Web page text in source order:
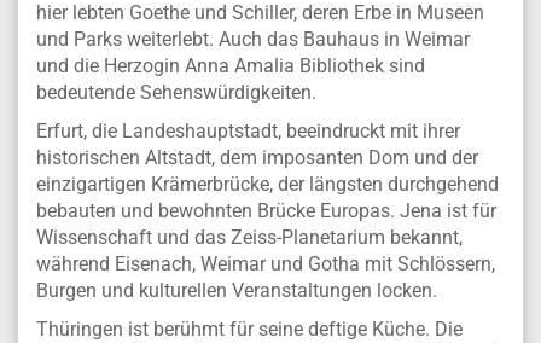
hier lebten Goethe und Schiller, deren Erbe in Museen
und Parks weiterlebt. Auch das Bauhaus in Weimar
und die Herzogin Anna Amalia Bibliothek sind
bedeutende Sehenswürdigkeiten.
Erfurt, die Landeshauptstadt, beeindruckt mit ihrer
historischen Altstadt, dem imposanten Dom und der
einzigartigen Krämerbrücke, der längsten durchgehend
bebauten und bewohnten Brücke Europas. Jena ist für
Wissenschaft und das Zeiss-Planetarium bekannt,
während Eisenach, Weimar und Gotha mit Schlössern,
Burgen und kulturellen Veranstaltungen locken.
Thüringen ist berühmt für seine deftige Küche. Die